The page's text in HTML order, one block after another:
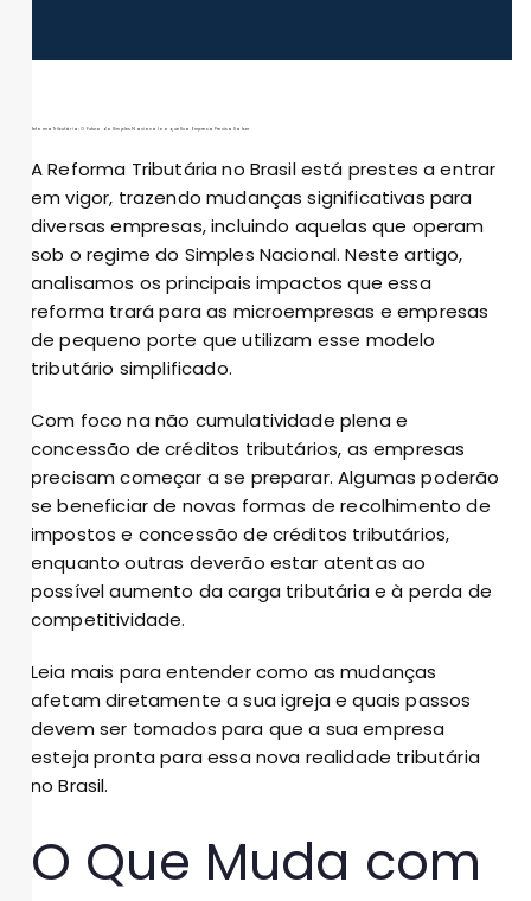
Reforma Tributária: O Futuro do Simples Nacional e o que Sua Empresa Precisa Saber
A Reforma Tributária no Brasil está prestes a entrar
em vigor, trazendo mudanças significativas para
diversas empresas, incluindo aquelas que operam
sob o regime do Simples Nacional. Neste artigo,
analisamos os principais impactos que essa
reforma trará para as microempresas e empresas
de pequeno porte que utilizam esse modelo
tributário simplificado.
Com foco na não cumulatividade plena e
concessão de créditos tributários, as empresas
precisam começar a se preparar. Algumas poderão
se beneficiar de novas formas de recolhimento de
impostos e concessão de créditos tributários,
enquanto outras deverão estar atentas ao
possível aumento da carga tributária e à perda de
competitividade.
Leia mais para entender como as mudanças
afetam diretamente a sua igreja e quais passos
devem ser tomados para que a sua empresa
esteja pronta para essa nova realidade tributária
no Brasil.
O Que Muda com